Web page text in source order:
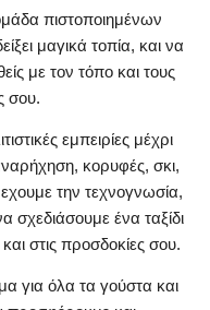
πιστοποιημένων
μαγικά τοπία, και να
με τον τόπο και τους
σου.
εμπειρίες μέχρι
κορυφές, σκι,
την τεχνογνωσία,
σχεδιάσουμε ένα ταξίδι
στις προσδοκίες σου.
για όλα τα γούστα και